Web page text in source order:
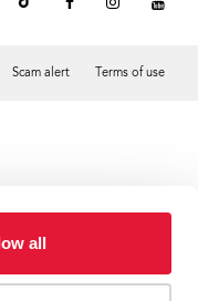
all
Scam alert Terms of use